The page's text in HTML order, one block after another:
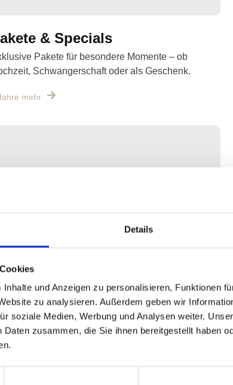
Details
und Anzeigen zu personalisieren, Funktionen
zu analysieren. Außerdem geben wir
soziale Medien, Werbung und Analysen weiter.
Daten zusammen, die Sie ihnen bereitgestellt haben
& Specials
Pakete für besondere Momente – ob
Schwangerschaft oder als Geschenk.
mehr
Beauty Academy
Schulungen für Beauty-Profis – starte
Karriere mit fundiertem Wissen und zertifizierten